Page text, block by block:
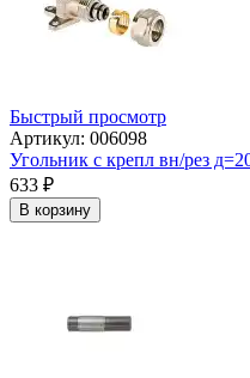
Быстрый просмотр
Артикул: 006098
Угольник с крепл вн/рез
633 ₽
В корзину